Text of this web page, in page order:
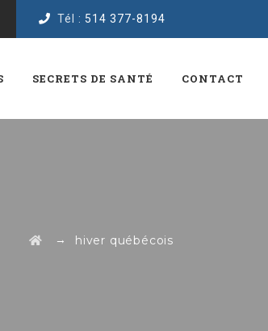
Tél : 514 377-8194
SECRETS DE SANTÉ CONTACT
→ hiver québécois